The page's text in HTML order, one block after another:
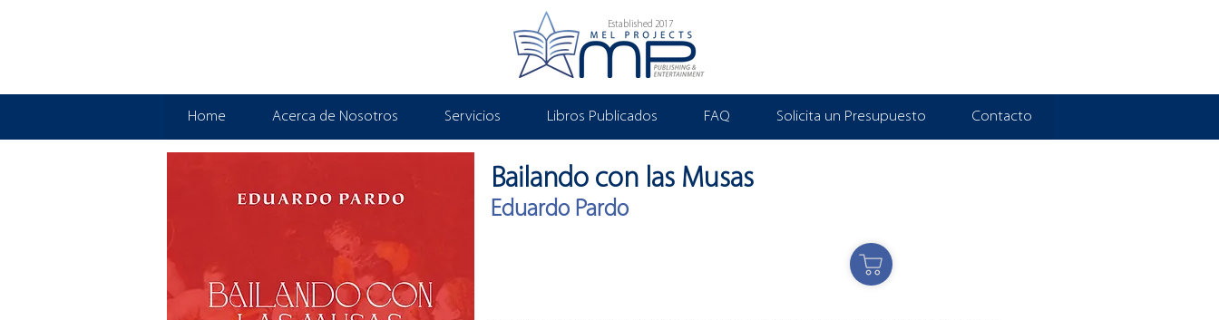
Established 2017
Home Acerca de Nosotros Servicios Libros Publicados FAQ Solicita un Presupuesto Contacto
Bailando con las Musas
Eduardo Pardo